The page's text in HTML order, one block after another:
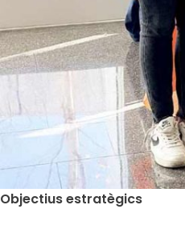
Objectius estratègics